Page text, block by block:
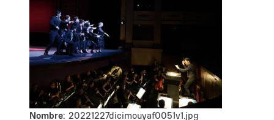
Nombre: 20221227dicimouyaf0051v1.jpg